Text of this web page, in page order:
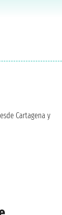
Cartagena y